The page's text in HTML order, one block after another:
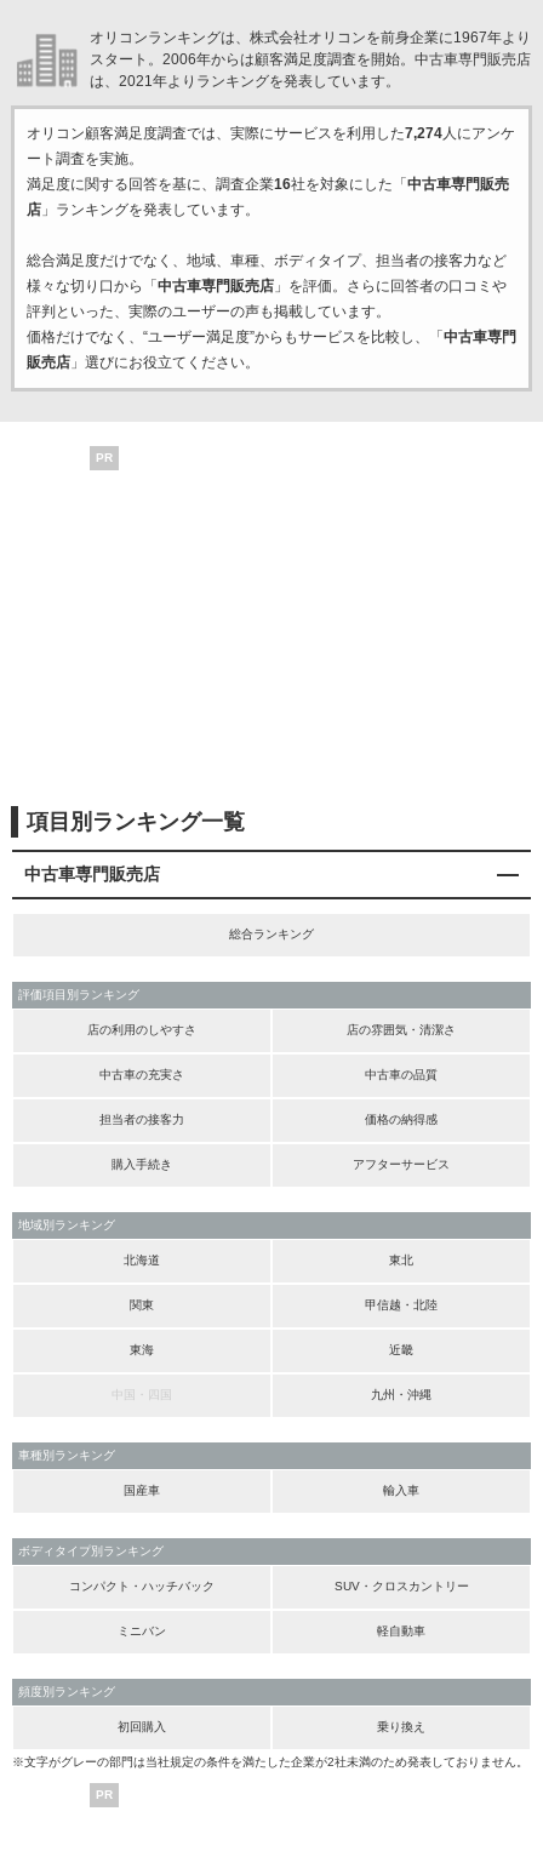
オリコンランキングは、株式会社オリコンを前身企業に1967年より
スタート。2006年からは顧客満足度調査を開始。中古車専門販売店
は、2021年よりランキングを発表しています。
オリコン顧客満足度調査では、実際にサービスを利用した7,274人にアンケ
ート調査を実施。
満足度に関する回答を基に、調査企業16社を対象にした「 中古車専門販売
店」ランキングを発表しています。
総合満足度だけでなく、地域、車種、ボディタイプ、担当者の接客力など
様々な切り口から「 中古車専門販売店」を評価。さらに回答者の口コミや
評判といった、実際のユーザーの声も掲載しています。
価格だけでなく、“ユーザー満足度”からもサービスを比較し、「 中古車専門
販売店」選びにお役立てください。
PR
項目別ランキング一覧
中古車専門販売店
総合ランキング
評価項目別ランキング
店の利用のしやすさ 店の雰囲気・清潔さ
中古車の充実さ 中古車の品質
担当者の接客力 価格の納得感
購入手続き アフターサービス
地域別ランキング
北海道 東北
関東 甲信越・北陸
東海 近畿
中国・四国 九州・沖縄
車種別ランキング
国産車 輸入車
ボディタイプ別ランキング
コンパクト・ハッチバック SUV・クロスカントリー
ミニバン 軽自動車
頻度別ランキング
初回購入 乗り換え
※文字がグレーの部門は当社規定の条件を満たした企業が2社未満のため発表しておりません。
PR